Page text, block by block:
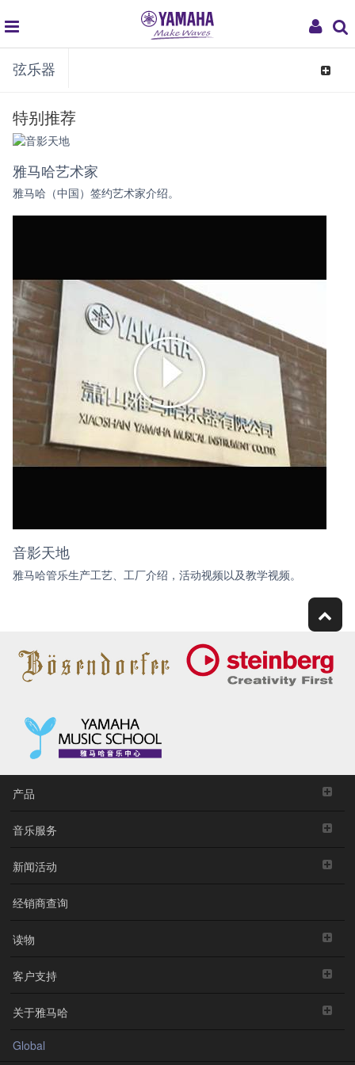
My
global
navigation
弦乐器
Toggle
特别推荐
雅马哈艺术家
雅马哈（中国）签约艺术家介绍。
音影天地
雅马哈管乐生产工艺、工厂介绍，活动视频以及教学视频。
产品
音乐服务
新闻活动
经销商查询
读物
客户支持
关于雅马哈
Global